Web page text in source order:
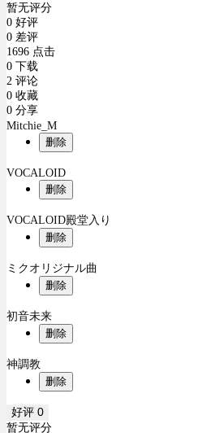
暂无评分
0 好评
0 差评
1696 点击
0 下载
2 评论
0 收藏
0 分享
Mitchie_M
删除
VOCALOID
删除
VOCALOID殿堂入り
删除
ミクオリジナル曲
删除
初音未来
删除
神調教
删除
好评 0
暂无评分